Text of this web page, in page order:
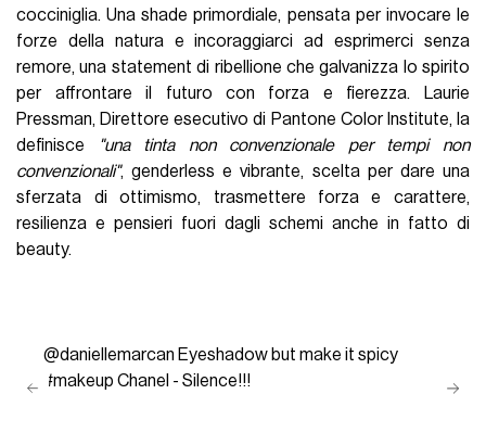
cocciniglia. Una shade primordiale, pensata per invocare le
forze della natura e incoraggiarci ad esprimerci senza
remore, una statement di ribellione che galvanizza lo spirito
per affrontare il futuro con forza e fierezza. Laurie
Pressman, Direttore esecutivo di Pantone Color Institute, la
definisce "una tinta non convenzionale per tempi non
convenzionali", genderless e vibrante, scelta per dare una
sferzata di ottimismo, trasmettere forza e carattere,
resilienza e pensieri fuori dagli schemi anche in fatto di
beauty.
@daniellemarcan Eyeshadow but make it spicy
#makeup Chanel - Silence!!!